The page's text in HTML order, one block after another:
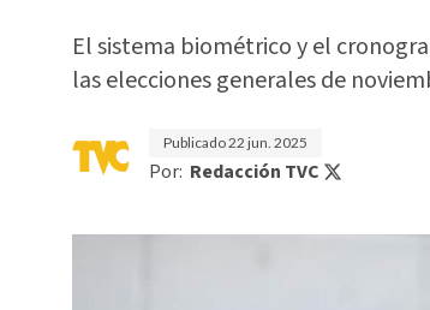
El sistema biométrico y el
las elecciones generales de
Publicado22 jun. 2025
Por: Redacción TVC